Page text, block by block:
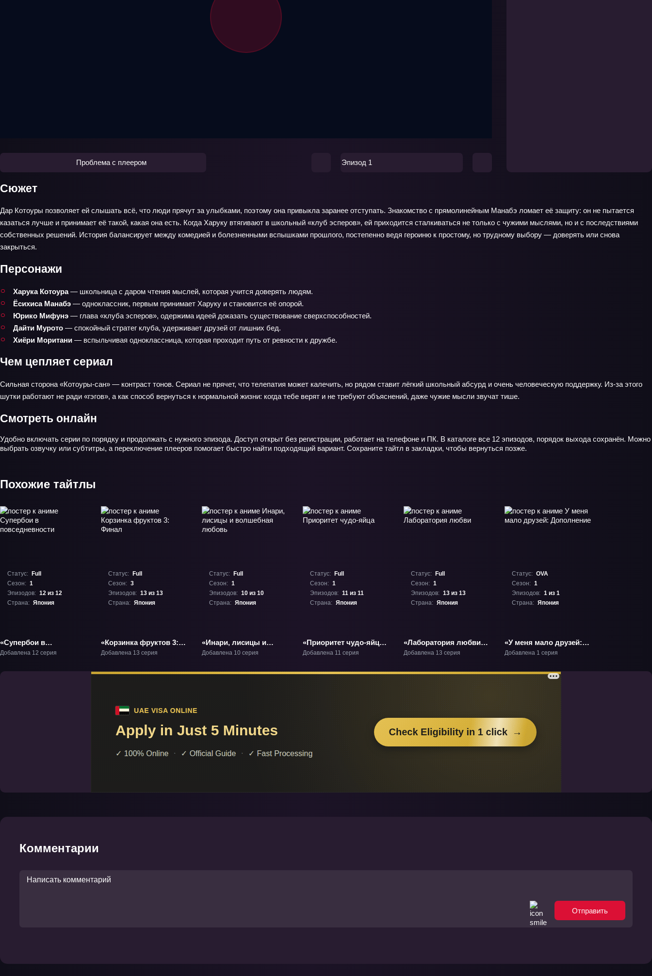
Проблема с плеером Эпизод 1
Сюжет
Дар Котоуры позволяет ей слышать всё, что люди прячут за улыбками, поэтому она привыкла заранее отступать. Знакомство с прямолинейным Манабэ ломает её защиту: он не пытается
казаться лучше и принимает её такой, какая она есть. Когда Харуку втягивают в школьный «клуб эсперов», ей приходится сталкиваться не только с чужими мыслями, но и с последствиями
собственных решений. История балансирует между комедией и болезненными вспышками прошлого, постепенно ведя героиню к простому, но трудному выбору — доверять или снова
закрыться.
Персонажи
Харука Котоура— школьница с даром чтения мыслей, которая учится доверять людям.
Ёсихиса Манабэ — одноклассник, первым принимает Харуку и становится её опорой.
Юрико Мифунэ — глава «клуба эсперов», одержима идеей доказать существование сверхспособностей.
Дайти Мурото — спокойный стратег клуба, удерживает друзей от лишних бед.
Хиёри Моритани — вспыльчивая одноклассница, которая проходит путь от ревности к дружбе.
Чем цепляет сериал
Сильная сторона «Котоуры-сан» — контраст тонов. Сериал не прячет, что телепатия может калечить, но рядом ставит лёгкий школьный абсурд и очень человеческую поддержку. Из-за этого
шутки работают не ради «гэгов», а как способ вернуться к нормальной жизни: когда тебе верят и не требуют объяснений, даже чужие мысли звучат тише.
Смотреть онлайн
Удобно включать серии по порядку и продолжать с нужного эпизода. Доступ открыт без регистрации, работает на телефоне и ПК. В каталоге все 12 эпизодов, порядок выхода сохранён. Можно
выбрать озвучку или субтитры, а переключение плееров помогает быстро найти подходящий вариант. Сохраните тайтл в закладки, чтобы вернуться позже.
Похожие тайтлы
Статус:
Full
Сезон: 1
Эпизодов: 12 из 12
Страна: Япония
«Супербои в
повседневности» ТВ-1
Добавлена 12 серия
Статус:
Full
Сезон: 3
Эпизодов: 13 из 13
Страна: Япония
«Корзинка фруктов 3:
Финал» ТВ-3
Добавлена 13 серия
Статус:
Full
Сезон: 1
Эпизодов: 10 из 10
Страна: Япония
«Инари, лисицы и
волшебная любовь»
Добавлена 10 серия
Статус:
Full
Сезон: 1
Эпизодов: 11 из 11
Страна: Япония
«Приоритет чудо-яйца»
ТВ-1
Добавлена 11 серия
Статус:
Full
Сезон: 1
Эпизодов: 13 из 13
Страна: Япония
«Лаборатория любви»
ТВ-1
Добавлена 13 серия
Статус: OVA
Сезон: 1
Эпизодов: 1 из 1
Страна: Япония
«У меня мало друзей:
Дополнение» ОВА-1
Добавлена 1 серия
Комментарии
Отправить